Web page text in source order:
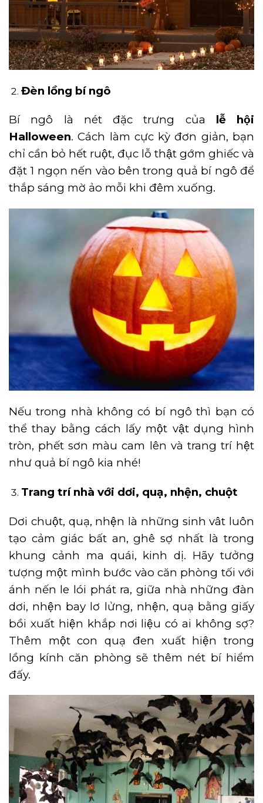
Đèn lồng bí ngô
Bí ngô là nét đặc trưng của lễ hội
Halloween. Cách làm cực kỳ đơn giản, bạn
chỉ cần bỏ hết ruột, đục lỗ thật gớm ghiếc và
đặt 1 ngọn nến vào bên trong quả bí ngô để
thắp sáng mờ ảo mỗi khi đêm xuống.
Nếu trong nhà không có bí ngô thì bạn có
thể thay bằng cách lấy một vật dụng hình
tròn, phết sơn màu cam lên và trang trí hệt
như quả bí ngô kia nhé!
Trang trí nhà với dơi, quạ, nhện, chuột
Dơi chuột, quạ, nhện là những sinh vât luôn
tạo cảm giác bất an, ghê sợ nhất là trong
khung cảnh ma quái, kinh dị. Hãy tưởng
tượng một mình bước vào căn phòng tối với
ánh nến le lói phát ra, giữa nhà những đàn
dơi, nhện bay lơ lửng, nhện, quạ bằng giấy
bồi xuất hiện khắp nơi liệu có ai không sợ?
Thêm một con quạ đen xuất hiện trong
lồng kính căn phòng sẽ thêm nét bí hiểm
đấy.